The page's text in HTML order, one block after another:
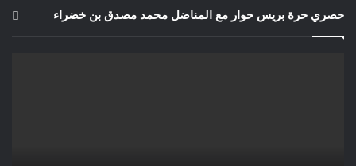
حصري حرة بريس حوار مع المناضل محمد مصدق بن خضراء